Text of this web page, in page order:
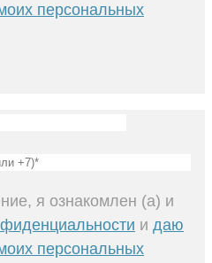
персональных
я ознакомлен (а) и
и даю
персональных